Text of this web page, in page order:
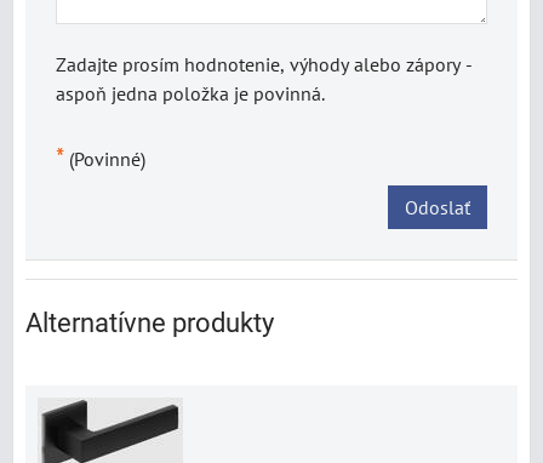
Zadajte prosím hodnotenie, výhody alebo zápory -
aspoň jedna položka je povinná.
* (Povinné)
Odoslať
Alternatívne produkty